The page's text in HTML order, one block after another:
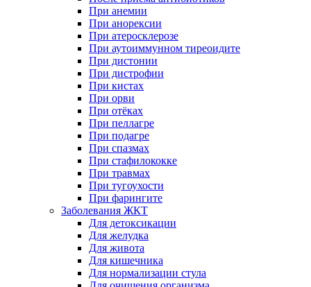
При анемии
При анорексии
При атеросклерозе
При аутоиммунном тиреоидите
При дистонии
При дистрофии
При кистах
При орви
При отёках
При пеллагре
При подагре
При спазмах
При стафилококке
При травмах
При тугоухости
При фарингите
Заболевания ЖКТ
Для детоксикации
Для желудка
Для живота
Для кишечника
Для нормализации стула